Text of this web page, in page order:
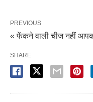
PREVIOUS
« फेंकने वाली चीज नहीं
SHARE